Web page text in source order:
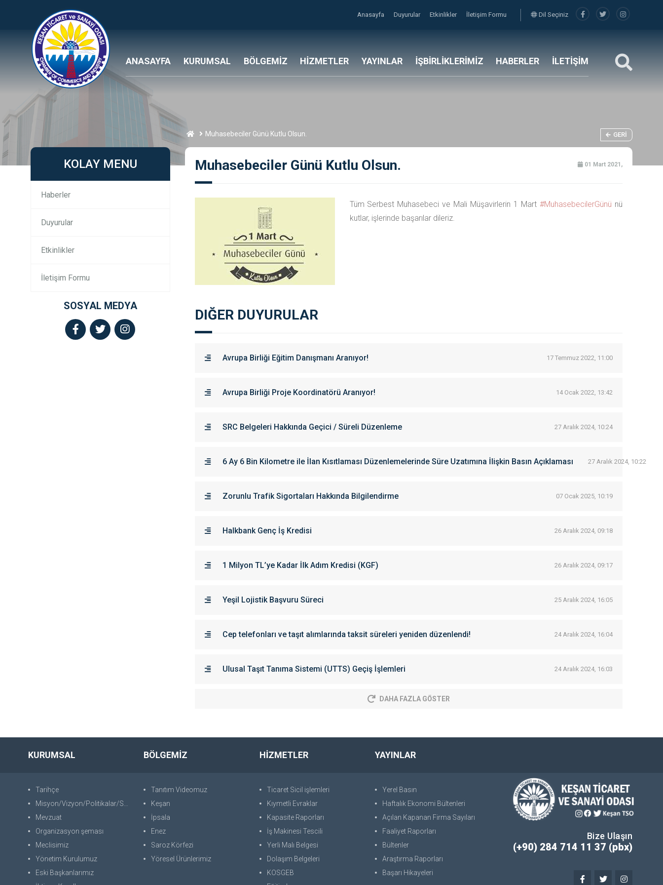
Anasayfa Duyurular Etkinlikler İletişim Formu Dil Seçiniz
ANASAYFA KURUMSAL BÖLGEMİZ HİZMETLER YAYINLAR İŞBİRLİKLERİMİZ HABERLER İLETİŞİM
Muhasebeciler Günü Kutlu Olsun. GERI
KOLAY MENU
Haberler
Duyurular
Etkinlikler
İletişim Formu
SOSYAL MEDYA
Muhasebeciler Günü Kutlu Olsun. 01 Mart 2021,
Tüm Serbest Muhasebeci ve Mali Müşavirlerin 1 Mart#MuhasebecilerGünü nü
kutlar, işlerinde başarılar dileriz.
DIĞER DUYURULAR
Avrupa Birliği Eğitim Danışmanı Aranıyor! 17 Temmuz 2022, 11:00
Avrupa Birliği Proje Koordinatörü Aranıyor! 14 Ocak 2022, 13:42
SRC Belgeleri Hakkında Geçici / Süreli Düzenleme 27 Aralık 2024, 10:24
6 Ay 6 Bin Kilometre ile İlan Kısıtlaması Düzenlemelerinde Süre Uzatımına İlişkin Basın Açıklaması 27 Aralık 2024, 10:22
Zorunlu Trafik Sigortaları Hakkında Bilgilendirme 07 Ocak 2025, 10:19
Halkbank Genç İş Kredisi 26 Aralık 2024, 09:18
1 Milyon TL’ye Kadar İlk Adım Kredisi (KGF) 26 Aralık 2024, 09:17
Yeşil Lojistik Başvuru Süreci 25 Aralık 2024, 16:05
Cep telefonları ve taşıt alımlarında taksit süreleri yeniden düzenlendi! 24 Aralık 2024, 16:04
Ulusal Taşıt Tanıma Sistemi (UTTS) Geçiş İşlemleri 24 Aralık 2024, 16:03
DAHA FAZLA GÖSTER
KURUMSAL
Tarihçe
Misyon/Vizyon/Politikalar/SWOT
Mevzuat
Organizasyon şeması
Meclisimiz
Yönetim Kurulumuz
Eski Başkanlarımız
BÖLGEMİZ
Tanıtım Videomuz
Keşan
İpsala
Enez
Saroz Körfezi
Yöresel Ürünlerimiz
HİZMETLER
Ticaret Sicil işlemleri
Kıymetli Evraklar
Kapasite Raporları
İş Makinesi Tescili
Yerli Malı Belgesi
Dolaşım Belgeleri
KOSGEB
YAYINLAR
Yerel Basın
Haftalık Ekonomi Bültenleri
Açılan Kapanan Firma Sayıları
Faaliyet Raporları
Bültenler
Araştırma Raporları
Başarı Hikayeleri
Bize Ulaşın
(+90) 284 714 11 37 (pbx)